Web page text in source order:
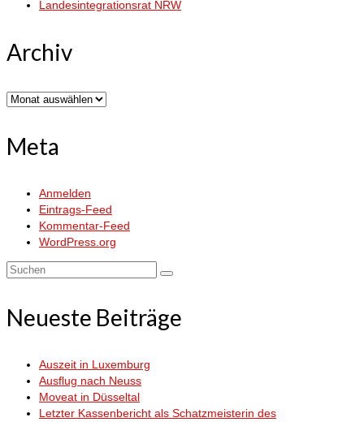
Landesintegrationsrat NRW
Archiv
Archiv
Meta
Anmelden
Eintrags-Feed
Kommentar-Feed
WordPress.org
Suchen
Neueste Beiträge
Auszeit in Luxemburg
Ausflug nach Neuss
Moveat in Düsseltal
Letzter Kassenbericht als Schatzmeisterin des